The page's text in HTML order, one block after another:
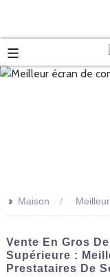
>> Maison
Vente En Gros
Supérieure :
Prestataires De